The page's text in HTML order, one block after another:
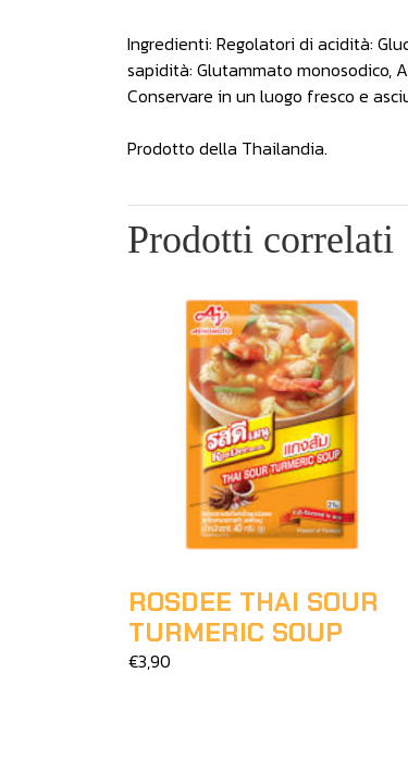
Ingredienti: Regolatori di acidità:
sapidità: Glutammato monosodico,
Conservare in un luogo fresco e
Prodotto della Thailandia.
Prodotti correlati
ROSDEE THAI SOUR
TURMERIC SOUP
€3,90